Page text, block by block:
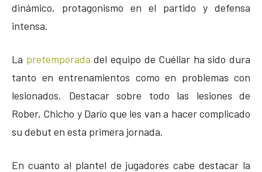
dinámico, protagonismo en el partido y defensa
intensa.
La pretemporada del equipo de Cuéllar ha sido dura
tanto en entrenamientos como en problemas con
lesionados. Destacar sobre todo las lesiones de
Rober, Chicho y Darío que les van a hacer complicado
su debut en esta primera jornada.
En cuanto al plantel de jugadores cabe destacar la